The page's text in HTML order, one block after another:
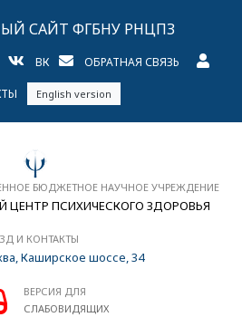
САЙТ ФГБНУ РНЦПЗ
ВК ОБРАТНАЯ СВЯЗЬ
English version
БЮДЖЕТНОЕ НАУЧНОЕ УЧРЕЖДЕНИЕ
ЦЕНТР ПСИХИЧЕСКОГО ЗДОРОВЬЯ
И КОНТАКТЫ
Каширское шоссе, 34
ВЕРСИЯ ДЛЯ
СЛАБОВИДЯЩИХ